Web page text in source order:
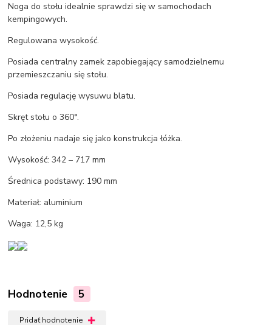
Noga do stołu idealnie sprawdzi się w samochodach
kempingowych.
Regulowana wysokość.
Posiada centralny zamek zapobiegający samodzielnemu
przemieszczaniu się stołu.
Posiada regulację wysuwu blatu.
Skręt stołu o 360°.
Po złożeniu nadaje się jako konstrukcja łóżka.
Wysokość: 342 – 717 mm
Średnica podstawy: 190 mm
Materiał: aluminium
Waga: 12,5 kg
Hodnotenie 5
Pridať hodnotenie